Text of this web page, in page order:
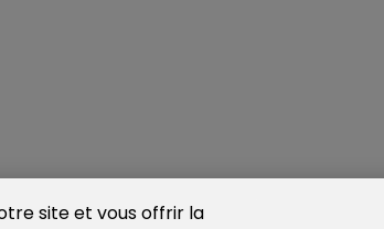
site et vous offrir la